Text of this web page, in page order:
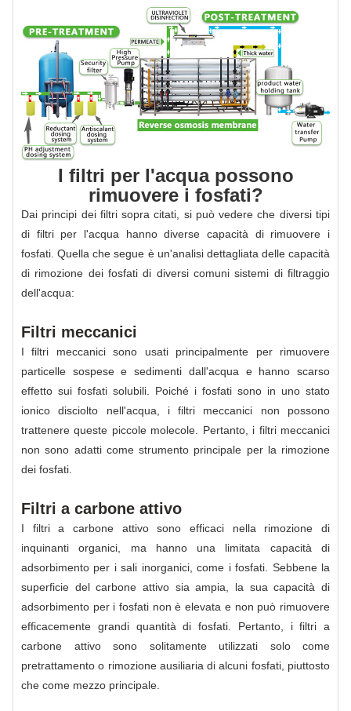
I filtri per l'acqua possono
rimuovere i fosfati?
Dai principi dei filtri sopra citati, si può vedere che diversi tipi
di filtri per l'acqua hanno diverse capacità di rimuovere i
fosfati. Quella che segue è un'analisi dettagliata delle capacità
di rimozione dei fosfati di diversi comuni sistemi di filtraggio
dell'acqua:
Filtri meccanici
I filtri meccanici sono usati principalmente per rimuovere
particelle sospese e sedimenti dall'acqua e hanno scarso
effetto sui fosfati solubili. Poiché i fosfati sono in uno stato
ionico disciolto nell'acqua, i filtri meccanici non possono
trattenere queste piccole molecole. Pertanto, i filtri meccanici
non sono adatti come strumento principale per la rimozione
dei fosfati.
Filtri a carbone attivo
I filtri a carbone attivo sono efficaci nella rimozione di
inquinanti organici, ma hanno una limitata capacità di
adsorbimento per i sali inorganici, come i fosfati. Sebbene la
superficie del carbone attivo sia ampia, la sua capacità di
adsorbimento per i fosfati non è elevata e non può rimuovere
efficacemente grandi quantità di fosfati. Pertanto, i filtri a
carbone attivo sono solitamente utilizzati solo come
pretrattamento o rimozione ausiliaria di alcuni fosfati, piuttosto
che come mezzo principale.